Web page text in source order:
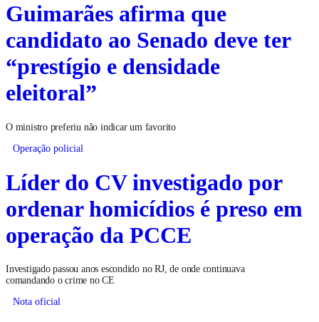
Guimarães afirma que
candidato ao Senado deve ter
“prestígio e densidade
eleitoral”
O ministro preferiu não indicar um favorito
Operação policial
Líder do CV investigado por
ordenar homicídios é preso em
operação da PCCE
Investigado passou anos escondido no RJ, de onde continuava
comandando o crime no CE
Nota oficial